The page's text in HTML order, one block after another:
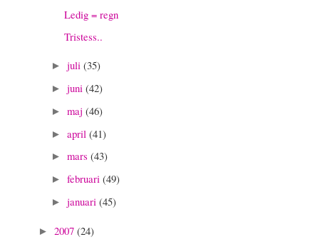
Ledig = regn
Tristess..
► juli (35)
► juni (42)
► maj (46)
► april (41)
► mars (43)
► februari (49)
► januari (45)
► 2007 (24)